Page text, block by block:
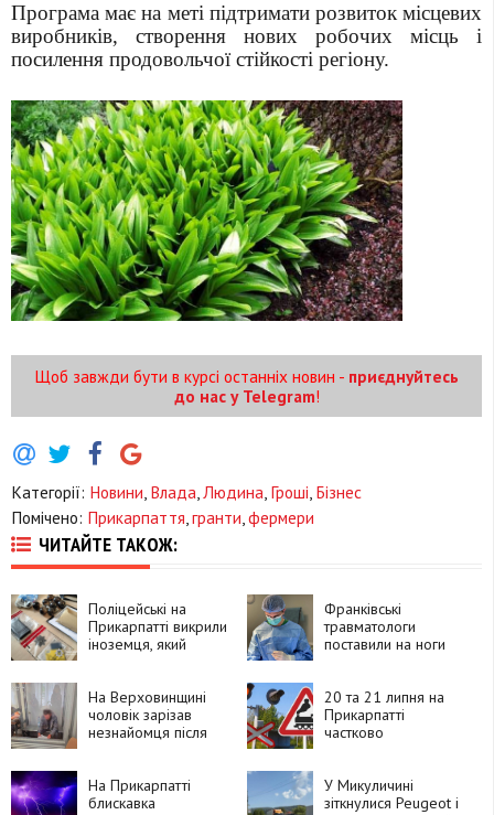
Програма має на меті підтримати розвиток місцевих
виробників, створення нових робочих місць і
посилення продовольчої стійкості регіону.
Щоб завжди бути в курсі останніх новин - приєднуйтесь
до нас у Telegram!
Категорії: Новини, Влада,Людина, Гроші, Бізнес
Помічено: Прикарпаття,гранти,фермери
ЧИТАЙТЕ ТАКОЖ:
Поліцейські на
Прикарпатті викрили
іноземця, який
Telegram і збував їх
покупцям
Франківські
травматологи
поставили на ноги
операції
На Верховинщині
чоловік зарізав
незнайомця після
намагався видати
вбивство за
20 та 21 липня на
Прикарпатті
частково
залізничні переїзди
На Прикарпатті
блискавка
У Микуличині
зіткнулися Peugeot і